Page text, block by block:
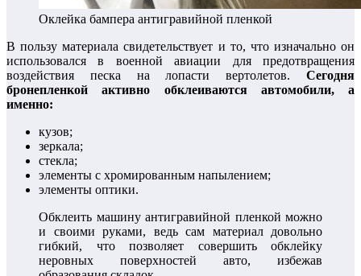
Оклейка бампера антигравийной пленкой
В пользу материала свидетельствует и то, что изначально он
использовался в военной авиации для предотвращения
воздействия песка на лопасти вертолетов. Сегодня
бронепленкой активно обклеиваются автомобили, а
именно:
кузов;
зеркала;
стекла;
элементы с хромированным напылением;
элементы оптики.
Обклеить машину антигравийной пленкой можно
и своими руками, ведь сам материал довольно
гибкий, что позволяет совершить обклейку
неровных поверхностей авто, избежав